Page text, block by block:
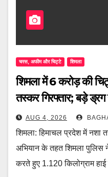
चरस, अफीम और चिट्टे शिमला
शिमला में 6 करोड़ की
तस्कर गिरफ्तार; बड़े
AUG 4, 2026
शिमला: हिमाचल प्रदेश में नशा
अभियान के तहत शिमला पुलिस
करते हुए 1.120 किलोग्राम